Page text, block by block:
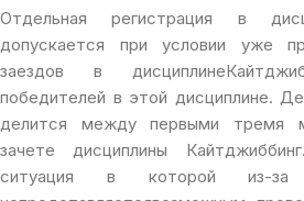
Отдельная регистрация в
допускается при условии уже
заездов в
победителей в этой дисциплине.
делится между первыми тремя
зачете дисциплины
ситуация в которой из-за